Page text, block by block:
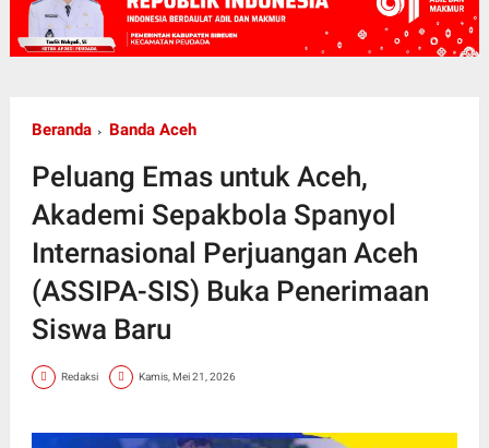
Beranda Banda Aceh
Peluang Emas untuk Aceh,
Akademi Sepakbola Spanyol
Internasional Perjuangan Aceh
(ASSIPA-SIS) Buka Penerimaan
Siswa Baru
Redaksi Kamis, Mei 21, 2026